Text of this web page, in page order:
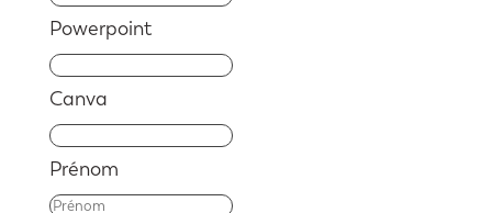
Powerpoint
Canva
Prénom